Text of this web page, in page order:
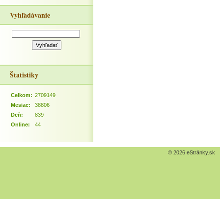
Vyhľadávanie
Štatistiky
Online: 44
Celkom: 2709149
Mesiac:
38806
Deň:
839
© 2026 eStránky.sk